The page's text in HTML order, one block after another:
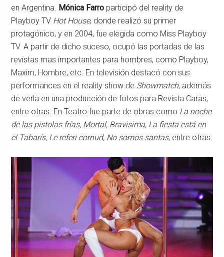
en Argentina. Mónica Farro participó del reality de
Playboy TV Hot House, donde realizó su primer
protagónico, y en 2004, fue elegida como Miss Playboy
TV. A partir de dicho suceso, ocupó las portadas de las
revistas mas importantes para hombres, como Playboy,
Maxim, Hombre, etc. En televisión destacó con sus
performances en el reality show de Showmatch, además
de verla en una producción de fotos para Revista Caras,
entre otras. En Teatro fue parte de obras como La noche
de las pistolas frías, Mortal, Bravisima, La fiesta está en
el Tabarís, Le referi cornud, No somos santas, entre otras.